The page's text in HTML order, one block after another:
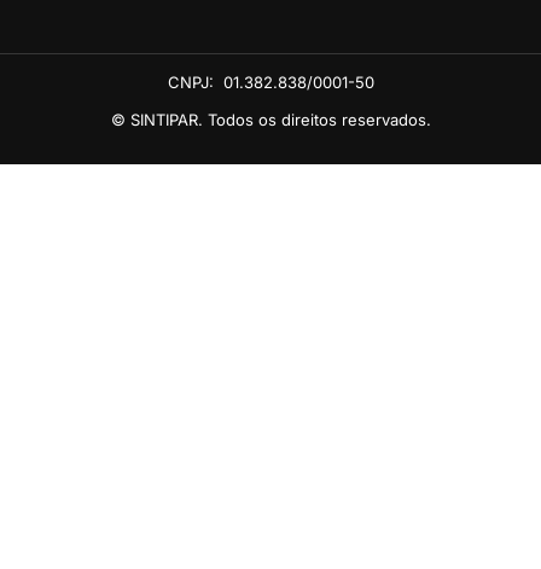
CNPJ: 01.382.838/0001-50
© SINTIPAR. Todos os direitos reservados.